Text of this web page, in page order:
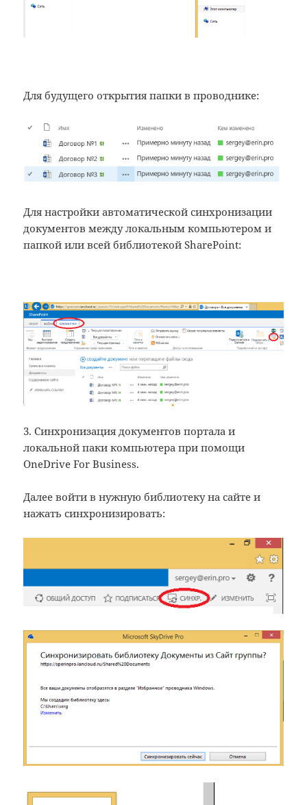
Для будущего открытия папки в проводнике:
Для настройки автоматической синхронизации
документов между локальным компьютером и
папкой или всей библиотекой SharePoint:
3. Синхронизация документов портала и
локальной паки компьютера при помощи
OneDrive For Business.
Далее войти в нужную библиотеку на сайте и
нажать синхронизировать: